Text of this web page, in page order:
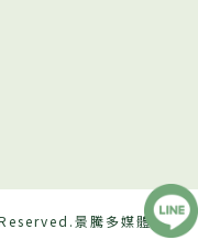
景騰多媒體 設計